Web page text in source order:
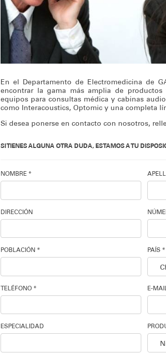
En el Departamento de Electromedicina de
encontrar la gama más amplia de
equipos para consultas médica y cabinas
como Interacoustics, Optomic y una completa
Si desea ponerse en contacto con nosotros,
SI TIENES ALGUNA OTRA DUDA, ESTAMOS A TU
NOMBRE *
DIRECCIÓN
POBLACIÓN * PAÍS *
TELÉFONO * E-
ESPECIALIDAD